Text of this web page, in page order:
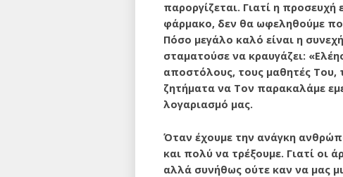
παροργίζεται. Γιατί η
φάρμακο, δεν θα ωφεληθούμε
Πόσο μεγάλο καλό είναι η
σταματούσε να κραυγάζει:
αποστόλους, τους μαθητές Του,
ζητήματα να Τον παρακαλάμε
λογαριασμό μας.
Όταν έχουμε την ανάγκη
και πολύ να τρέξουμε. Γιατί οι
αλλά συνήθως ούτε καν να μας